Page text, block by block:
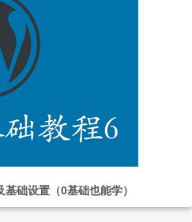
础设置（0基础也能学）